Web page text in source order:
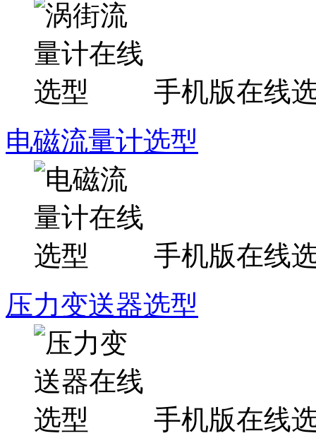
手机版在线
电磁流量计选型
手机版在线
压力变送器选型
手机版在线